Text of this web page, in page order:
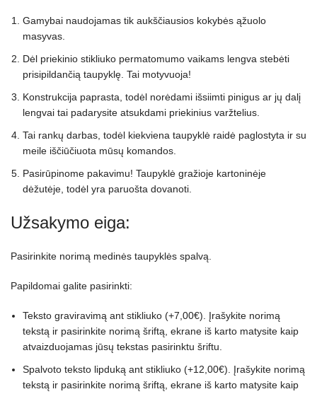
Gamybai naudojamas tik aukščiausios kokybės ąžuolo
masyvas.
Dėl priekinio stikliuko permatomumo vaikams lengva stebėti
prisipildančią taupyklę. Tai motyvuoja!
Konstrukcija paprasta, todėl norėdami išsiimti pinigus ar jų dalį
lengvai tai padarysite atsukdami priekinius varžtelius.
Tai rankų darbas, todėl kiekviena taupyklė raidė paglostyta ir su
meile iščiūčiuota mūsų komandos.
Pasirūpinome pakavimu! Taupyklė gražioje kartoninėje
dėžutėje, todėl yra paruošta dovanoti.
Užsakymo eiga:
Pasirinkite norimą medinės taupyklės spalvą.
Papildomai galite pasirinkti:
Teksto graviravimą ant stikliuko (+7,00€). Įrašykite norimą
tekstą ir pasirinkite norimą šriftą, ekrane iš karto matysite kaip
atvaizduojamas jūsų tekstas pasirinktu šriftu.
Spalvoto teksto lipduką ant stikliuko (+12,00€). Įrašykite norimą
tekstą ir pasirinkite norimą šriftą, ekrane iš karto matysite kaip